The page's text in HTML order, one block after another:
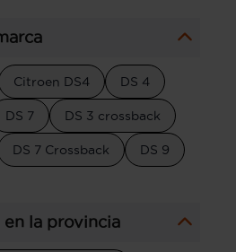
Citroen DS4 DS 4
DS 7 DS 3 crossback
DS 7 Crossback DS 9
en la provincia